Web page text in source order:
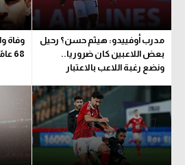
مدرب أوفييدو: هيثم حسن؟ رحيل
بعض اللاعبين كان ضروريا..
ونضع رغبة اللاعب بالاعتبار
وفاة
68 عامًا